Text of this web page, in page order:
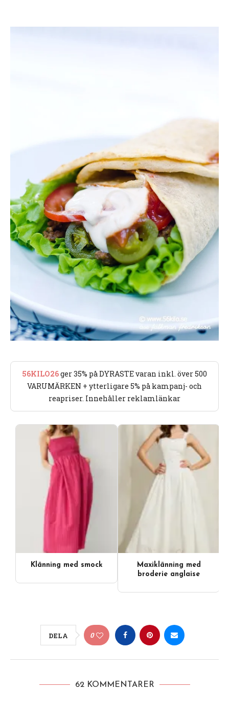
56KILO26ger 35% på DYRASTE varan inkl. över 500
VARUMÄRKEN + ytterligare 5% på kampanj- och
reapriser. Innehåller reklamlänkar
Klänning med smock
Maxiklänning med
broderie anglaise
DELA 0
62 KOMMENTARER